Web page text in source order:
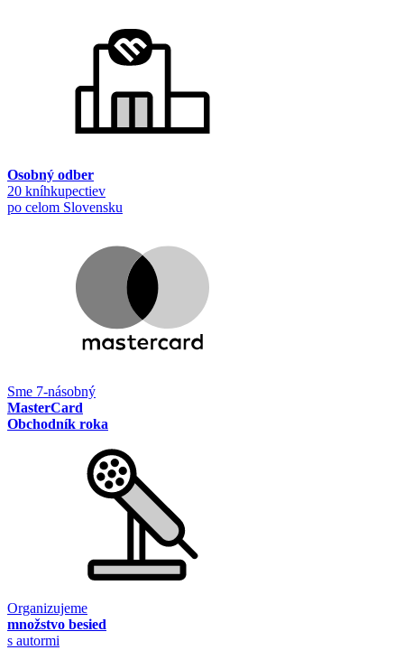
Osobný odber
20 kníhkupectiev
po celom Slovensku
Sme 7-násobný
MasterCard
Obchodník roka
Organizujeme
množstvo besied
s autormi